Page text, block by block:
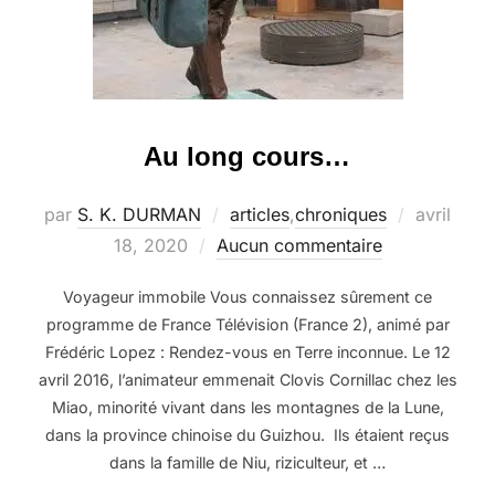
Au long cours…
par S. K. DURMAN articles,chroniques
Publié
avril
18, 2020
Aucun commentaire
Voyageur immobile Vous connaissez sûrement ce
programme de France Télévision (France 2), animé par
Frédéric Lopez : Rendez-vous en Terre inconnue. Le 12
avril 2016, l’animateur emmenait Clovis Cornillac chez les
Miao, minorité vivant dans les montagnes de la Lune,
dans la province chinoise du Guizhou. Ils étaient reçus
dans la famille de Niu, riziculteur, et …